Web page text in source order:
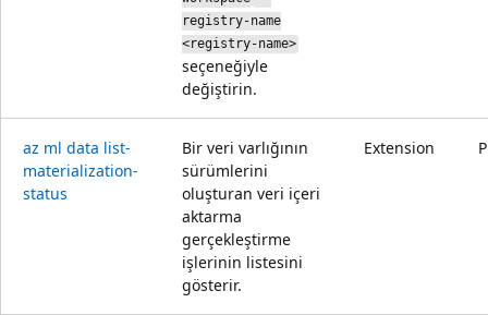
registry-name
<registry-name>
seçeneğiyle
değiştirin.
az ml data list-
materialization-
status
Bir veri varlığının
sürümlerini
oluşturan veri içeri
aktarma
gerçekleştirme
işlerinin listesini
gösterir.
Extension